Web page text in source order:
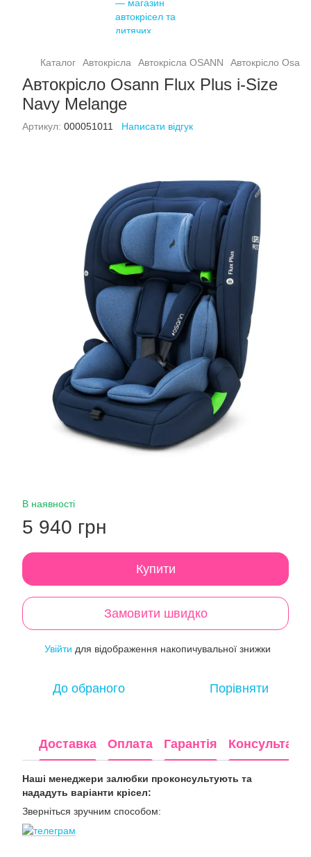
Каталог Автокрісла Автокрісла OSANN Автокрісло
Автокрісло Osann Flux Plus i-Size
Navy Melange
Артикул: 000051011 Написати відгук
В наявності
5 940 грн
Купити
Замовити швидко
Увійти для відображення накопичувальної знижки
До обраного Порівняти
Доставка Оплата Гарантія Консультація
Наші менеджери залюбки проконсультують та
нададуть варіанти крісел:
Зверніться зручним способом: